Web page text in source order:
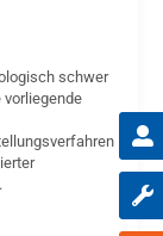
schwer
vorliegende